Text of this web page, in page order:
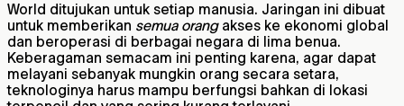
World ditujukan untuk setiap manusia. Jaringan ini dibuat
untuk memberikan semua orangakses ke ekonomi global
dan beroperasi di berbagai negara di lima benua.
Keberagaman semacam ini penting karena, agar dapat
melayani sebanyak mungkin orang secara setara,
teknologinya harus mampu berfungsi bahkan di lokasi